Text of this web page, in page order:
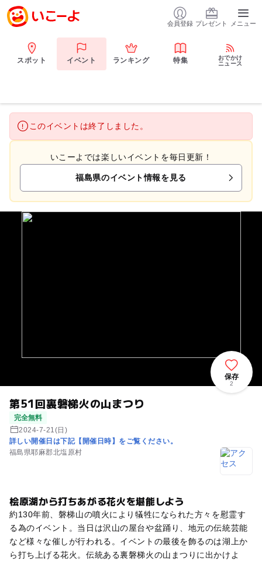
会員登録 プレゼント メニュー
スポット イベント ランキング 特集
おでかけ
ニュース
このイベントは終了しました。
いこーよでは楽しいイベントを毎日更新！
福島県のイベント情報を見る
第51回裏磐梯火の山まつり
完全無料
2024-7-21(日)
詳しい開催日は下記【開催日時】をご覧ください。
福島県耶麻郡北塩原村
保存
2
桧原湖から打ちあがる花火を堪能しよう
約130年前、磐梯山の噴火により犠牲になられた方々を慰霊す
る為のイベント。当日は沢山の屋台や盆踊り、地元の伝統芸能
など様々な催しが行われる。イベントの最後を飾るのは湖上か
ら打ち上げる花火。伝統ある裏磐梯火の山まつりに出かけよ